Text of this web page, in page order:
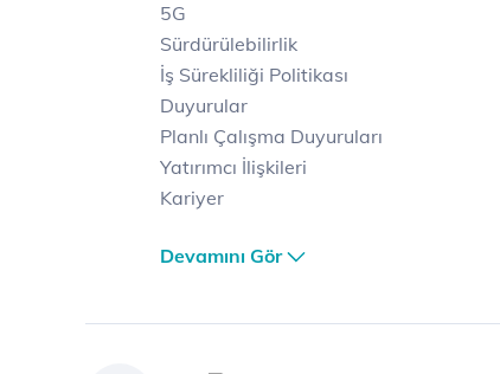
5G
Sürdürülebilirlik
İş Sürekliliği Politikası
Duyurular
Planlı Çalışma Duyuruları
Yatırımcı İlişkileri
Kariyer
Dağıtım
Hizmet Kalitesi Raporları
Devamını Gör